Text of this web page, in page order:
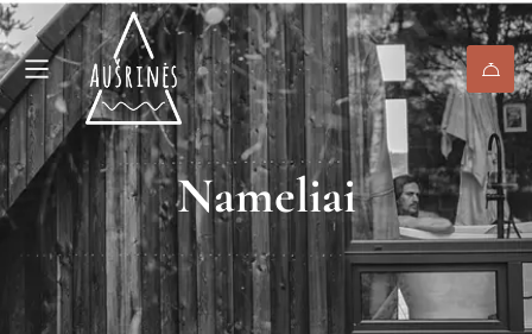
Nameliai